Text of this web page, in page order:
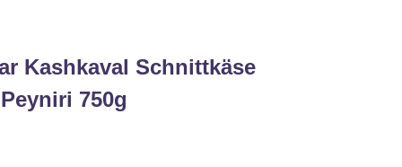
Kashkaval Schnittkäse
750g